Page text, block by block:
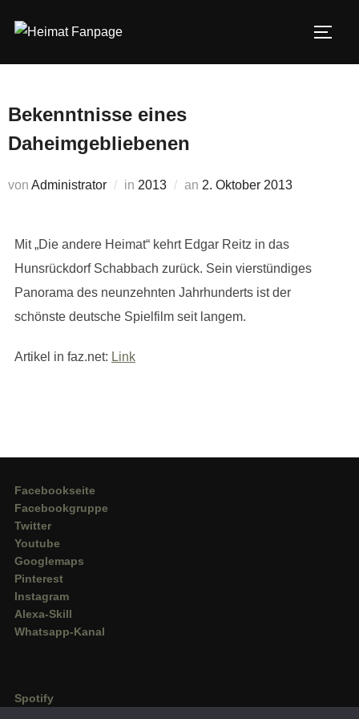
Inhalt
Bekenntnisse eines
Daheimgebliebenen
von Administrator in 2013 an Veröffentlicht
2. Oktober 2013
Mit „Die andere Heimat“ kehrt Edgar Reitz in das
Hunsrückdorf Schabbach zurück. Sein vierstündiges
Panorama des neunzehnten Jahrhunderts ist der
schönste deutsche Spielfilm seit langem.
Artikel in faz.net: Link
Facebookseite
Facebookgruppe
Twitter
Youtube
Googlemaps
Pinterest
Instagram
Alexa-Skill
Whatsapp-Kanal
Spotify